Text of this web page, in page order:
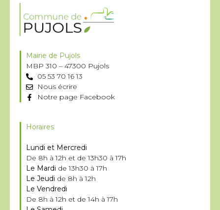
Mairie de Pujols
MBP 310 – 47300 Pujols
05 53 70 16 13
Nous écrire
Notre page Facebook
Horaires
Lundi et Mercredi
De 8h à 12h et de 13h30 à 17h
Le Mardi de 13h30 à 17h
Le Jeudi de 8h à 12h
Le Vendredi
De 8h à 12h et de 14h à 17h